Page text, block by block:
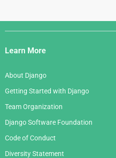
Django
Links
Learn More
About Django
Getting Started with Django
Team Organization
Django Software Foundation
Code of Conduct
Diversity Statement